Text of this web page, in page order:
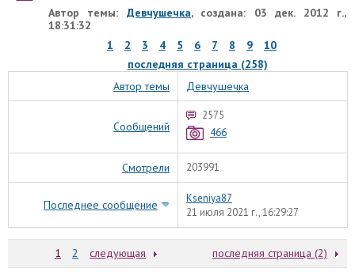
Автор темы: Девчушечка, создана: 03 дек. 2012 г.,
18:31:32
1
2 3 4 5 6 7 8 9
10
последняя страница (258)
Автор темы Девчушечка
Сообщений
2575
466
Смотрели 203991
Последнее сообщение
Kseniya87
21 июля 2021 г., 16:29:27
1 2 следующая последняя страница (2)